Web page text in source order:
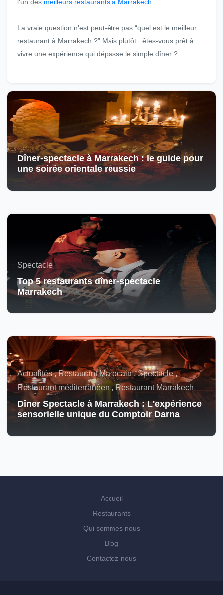
l’un des meilleurs restaurants à Marrakech
La vraie question n’est peut-être pas “quel est le meilleur
restaurant à Marrakech ?” Mais plutôt : êtes-vous prêt à
vivre une expérience qui dépasse le simple dîner ?
Dîner-spectacle à Marrakech : le guide pour
une soirée orientale réussie
Spectacle
Top 5 restaurants dîner-spectacle
Marrakech
Actualités , Restaurant Marocain , Spectacle ,
Restaurant méditerranéen , Restaurant Marrakech
Dîner Spectacle à Marrakech : L'expérience
sensorielle unique du Comptoir Darna
Accueil
Restaurants
Qui sommes nous
Blog
Contactez-nous